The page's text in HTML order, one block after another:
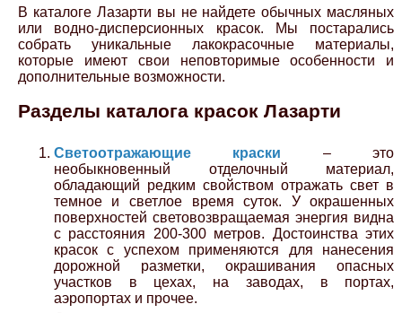
В каталоге Лазарти вы не найдете обычных масляных
или водно-дисперсионных красок. Мы постарались
собрать уникальные лакокрасочные материалы,
которые имеют свои неповторимые особенности и
дополнительные возможности.
Разделы каталога красок Лазарти
Светоотражающие краски – это
необыкновенный отделочный материал,
обладающий редким свойством отражать свет в
темное и светлое время суток. У окрашенных
поверхностей световозвращаемая энергия видна
с расстояния 200-300 метров. Достоинства этих
красок с успехом применяются для нанесения
дорожной разметки, окрашивания опасных
участков в цехах, на заводах, в портах,
аэропортах и прочее.